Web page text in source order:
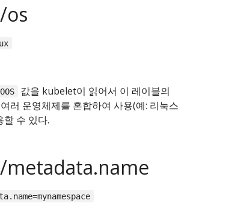
os
값을 kubelet이 읽어서 이 레이블의
러 운영체제를 혼합하여 사용(예: 리눅스
할 수 있다.